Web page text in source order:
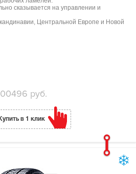
сказывается на управлении и
Центральной Европе и Новой
руб.
в 1 клик